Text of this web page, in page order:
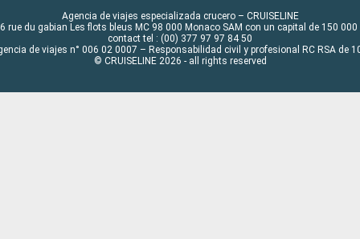
Agencia de viajes especializada crucero – CRUISELINE
rue du gabian Les flots bleus MC 98 000 Monaco SAM con un capital de 150 000
contact tel : (00) 377 97 97 84 50
de viajes n° 006 02 0007 – Responsabilidad civil y profesional RC RSA de
© CRUISELINE 2026 - all rights reserved